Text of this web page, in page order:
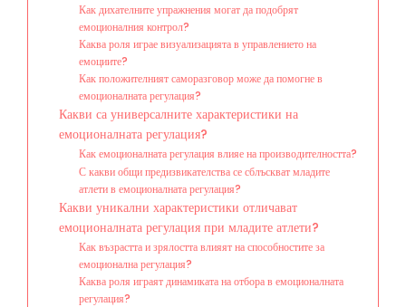
Как дихателните упражнения могат да подобрят
емоционалния контрол?
Каква роля играе визуализацията в управлението на
емоциите?
Как положителният саморазговор може да помогне в
емоционалната регулация?
Какви са универсалните характеристики на
емоционалната регулация?
Как емоционалната регулация влияе на производителността?
С какви общи предизвикателства се сблъскват младите
атлети в емоционалната регулация?
Какви уникални характеристики отличават
емоционалната регулация при младите атлети?
Как възрастта и зрялостта влияят на способностите за
емоционална регулация?
Каква роля играят динамиката на отбора в емоционалната
регулация?